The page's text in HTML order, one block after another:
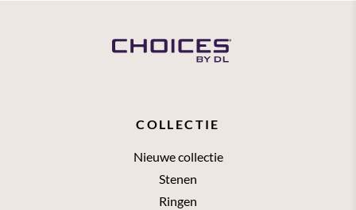
COLLECTIE
Nieuwe collectie
Stenen
Ringen